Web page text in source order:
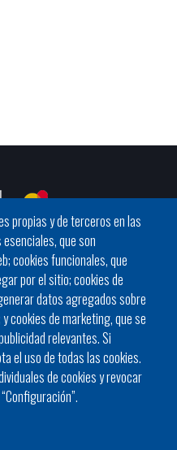
propias y de terceros en las
que son
cookies funcionales, que
por el sitio; cookies de
datos agregados sobre
cookies de marketing, que se
relevantes. Si
el uso de todas las cookies.
de cookies y revocar
07010 Palma
Fax 971 763102